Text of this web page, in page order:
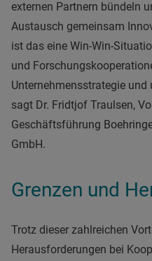
externen Partnern bündeln
Austausch gemeinsam
ist das eine Win-Win-
und
Unternehmensstrategie
sagt Dr. Fridtjof Traulsen,
Geschäftsführung
GmbH.
Grenzen und
Trotz dieser zahlreichen
Herausforderungen bei